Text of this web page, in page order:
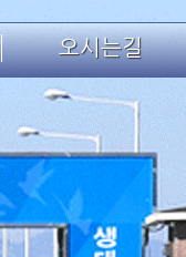
오시는길